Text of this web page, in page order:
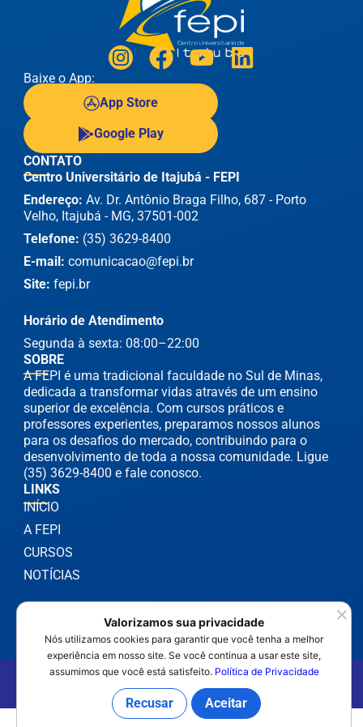
Baixe o App:
App Store
Google Play
SOBRE
A FEPI é uma tradicional faculdade no Sul de Minas,
dedicada a transformar vidas através de um ensino
superior de excelência. Com cursos práticos e
professores experientes, preparamos nossos alunos
para os desafios do mercado, contribuindo para o
desenvolvimento de toda a nossa comunidade. Ligue
(35) 3629-8400 e fale conosco.
LINKS
INÍCIO
A FEPI
CURSOS
NOTÍCIAS
CONTATO
Centro Universitário de Itajubá - FEPI
Endereço: Av. Dr. Antônio Braga Filho, 687 - Porto
Velho, Itajubá - MG, 37501-002
Telefone: (35) 3629-8400
E-mail: comunicacao@fepi.br
Site: fepi.br
Horário de Atendimento
Segunda à sexta: 08:00–22:00
©2025 FEPI Itajubá - Todos os Direitos Reservados
Política de Privacidade
Valorizamos sua privacidade
Nós utilizamos cookies para garantir que você tenha a melhor
experiência em nosso site. Se você continua a usar este site,
assumimos que você está satisfeito. Política de Privacidade
Aceitar
Recusar